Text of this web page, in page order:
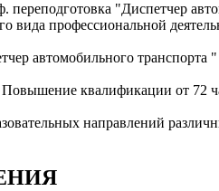
"Диспетчер
вида профессиональной
автомобильного
Повышение квалификации от 72
направлений